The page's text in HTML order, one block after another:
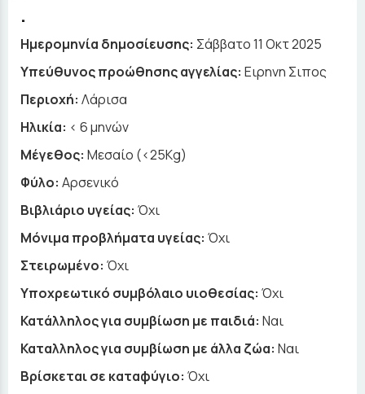
.
Ημερομηνία δημοσίευσης: Σάββατο 11 Οκτ 2025
Yπεύθυνος προώθησης αγγελίας: Ειρηνη Σιπος
Περιοχή: Λάρισα
Ηλικία: < 6 μηνών
Μέγεθος: Μεσαίο (<25Kg)
Φύλο: Αρσενικό
Βιβλιάριο υγείας: Όχι
Μόνιμα προβλήματα υγείας: Όχι
Στειρωμένο: Όχι
Υποχρεωτικό συμβόλαιο υιοθεσίας: Όχι
Κατάλληλος για συμβίωση με παιδιά: Ναι
Καταλληλος για συμβίωση με άλλα ζώα: Ναι
Βρίσκεται σε καταφύγιο: Όχι